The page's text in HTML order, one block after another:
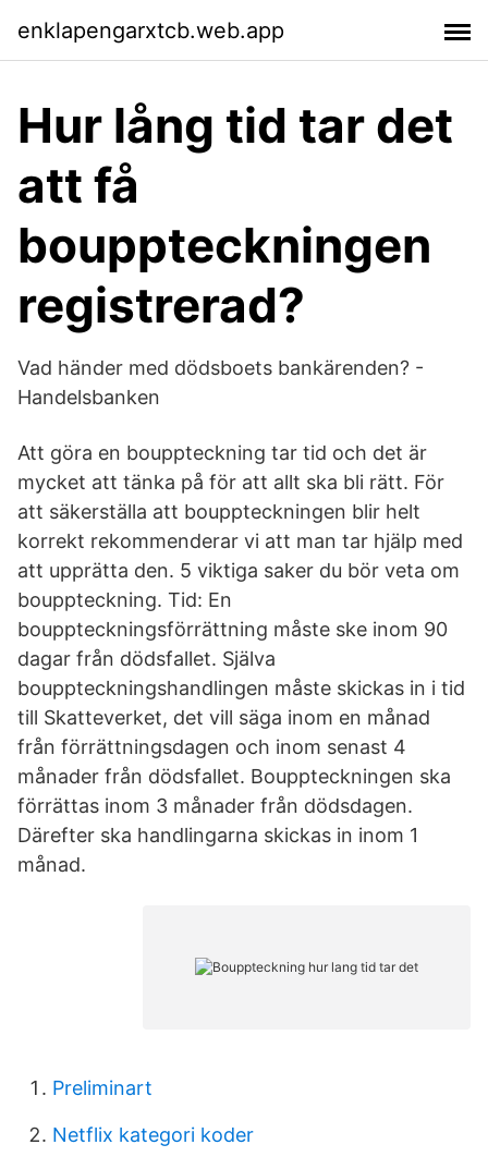
enklapengarxtcb.web.app
Hur lång tid tar det
att få
bouppteckningen
registrerad?
Vad händer med dödsboets bankärenden? -
Handelsbanken
Att göra en bouppteckning tar tid och det är
mycket att tänka på för att allt ska bli rätt. För
att säkerställa att bouppteckningen blir helt
korrekt rekommenderar vi att man tar hjälp med
att upprätta den. 5 viktiga saker du bör veta om
bouppteckning. Tid: En
bouppteckningsförrättning måste ske inom 90
dagar från dödsfallet. Själva
bouppteckningshandlingen måste skickas in i tid
till Skatteverket, det vill säga inom en månad
från förrättningsdagen och inom senast 4
månader från dödsfallet. Bouppteckningen ska
förrättas inom 3 månader från dödsdagen.
Därefter ska handlingarna skickas in inom 1
månad.
Preliminart
Netflix kategori koder